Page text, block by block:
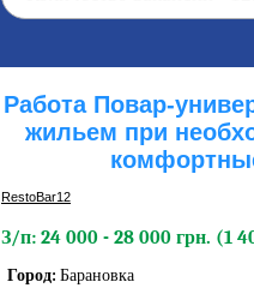
Работа Повар-
жильем при
RestoBar12
З/п: 24 000 - 28 000 грн. (1
Город: Барановка